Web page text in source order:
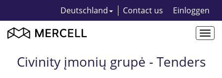
Deutschland Contact us Einloggen
Civinity įmonių grupė - Tenders